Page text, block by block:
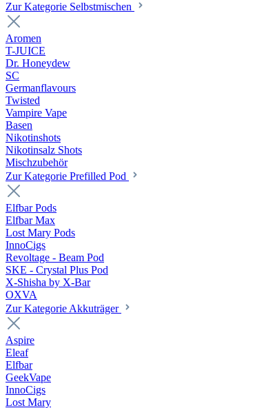
Zur Kategorie Selbstmischen
Aromen
T-JUICE
Dr. Honeydew
SC
Germanflavours
Twisted
Vampire Vape
Basen
Nikotinshots
Nikotinsalz Shots
Mischzubehör
Zur Kategorie Prefilled Pod
Elfbar Pods
Elfbar Max
Lost Mary Pods
InnoCigs
Revoltage - Beam Pod
SKE - Crystal Plus Pod
X-Shisha by X-Bar
OXVA
Zur Kategorie Akkuträger
Aspire
Eleaf
Elfbar
GeekVape
InnoCigs
Lost Mary